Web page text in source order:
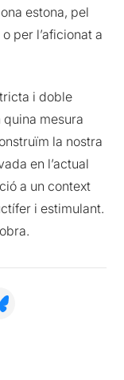
estona, pel
per l’aficionat a
i doble
quina mesura
la nostra
en l’actual
a un context
i estimulant.